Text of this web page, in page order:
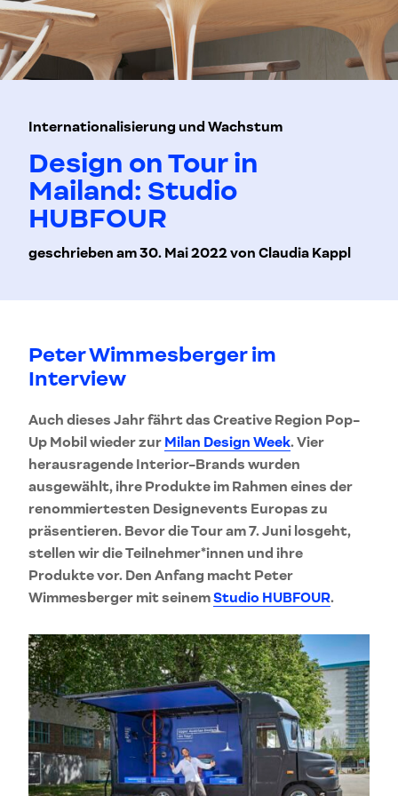
Internationalisierung und Wachstum
Design on Tour in
Mailand: Studio
HUBFOUR
geschrieben am 30. Mai 2022 von Claudia Kappl
Peter Wimmesberger im
Interview
Auch dieses Jahr fährt das Creative Region Pop-
Up Mobil wieder zur Milan Design Week. Vier
herausragende Interior-Brands wurden
ausgewählt, ihre Produkte im Rahmen eines der
renommiertesten Designevents Europas zu
präsentieren. Bevor die Tour am 7. Juni losgeht,
stellen wir die Teilnehmer*innen und ihre
Produkte vor. Den Anfang macht Peter
Wimmesberger mit seinemStudio HUBFOUR.